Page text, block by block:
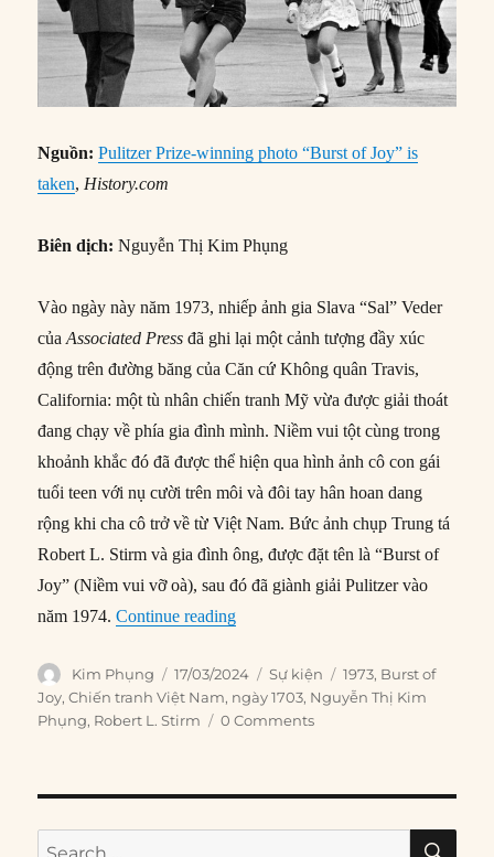
Nguồn:Pulitzer Prize-winning photo “Burst of Joy” is
taken, History.com
Biên dịch: Nguyễn Thị Kim Phụng
Vào ngày này năm 1973, nhiếp ảnh gia Slava “Sal” Veder
củaAssociated Press đã ghi lại một cảnh tượng đầy xúc
động trên đường băng của Căn cứ Không quân Travis,
California: một tù nhân chiến tranh Mỹ vừa được giải thoát
đang chạy về phía gia đình mình. Niềm vui tột cùng trong
khoảnh khắc đó đã được thể hiện qua hình ảnh cô con gái
tuổi teen với nụ cười trên môi và đôi tay hân hoan dang
rộng khi cha cô trở về từ Việt Nam. Bức ảnh chụp Trung tá
Robert L. Stirm và gia đình ông, được đặt tên là “Burst of
Joy” (Niềm vui vỡ oà), sau đó đã giành giải Pulitzer vào
năm 1974.Continue reading“17/03/1973: Bức ảnh đoạt giải
Author
Kim Phụng
Posted
on
17/03/2024 Categories
Sự kiện Tags
1973, Burst of
Joy,Chiến tranh Việt Nam, ngày 1703, Nguyễn Thị Kim
Phụng, Robert L. Stirm 0 Comments
Search